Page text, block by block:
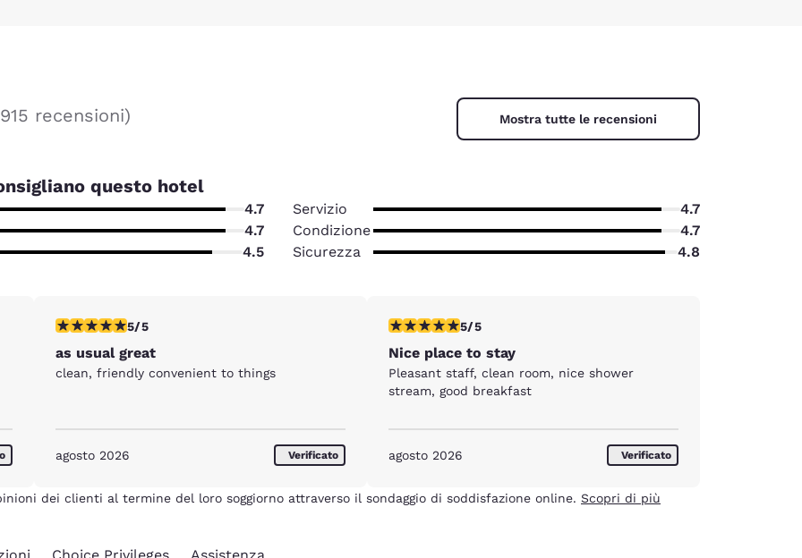
recensioni) Mostra tutte le recensioni
questo hotel
4.7 Servizio
4.7
4.7 Condizione
4.7
4.5 Sicurezza 4.8
Valutazione di 5 stelle. Eccezionale. 1 recensione
5/5
as usual great
clean, friendly convenient to things
agosto 2026 Verificato
Valutazione di 5 stelle. Eccezionale. 1 recensione
5/5
Nice place to stay
Pleasant staff, clean room, nice shower
stream, good breakfast
agosto 2026 Verificato
dei clienti al termine del loro soggiorno attraverso il sondaggio di soddisfazione online. Scopri di più